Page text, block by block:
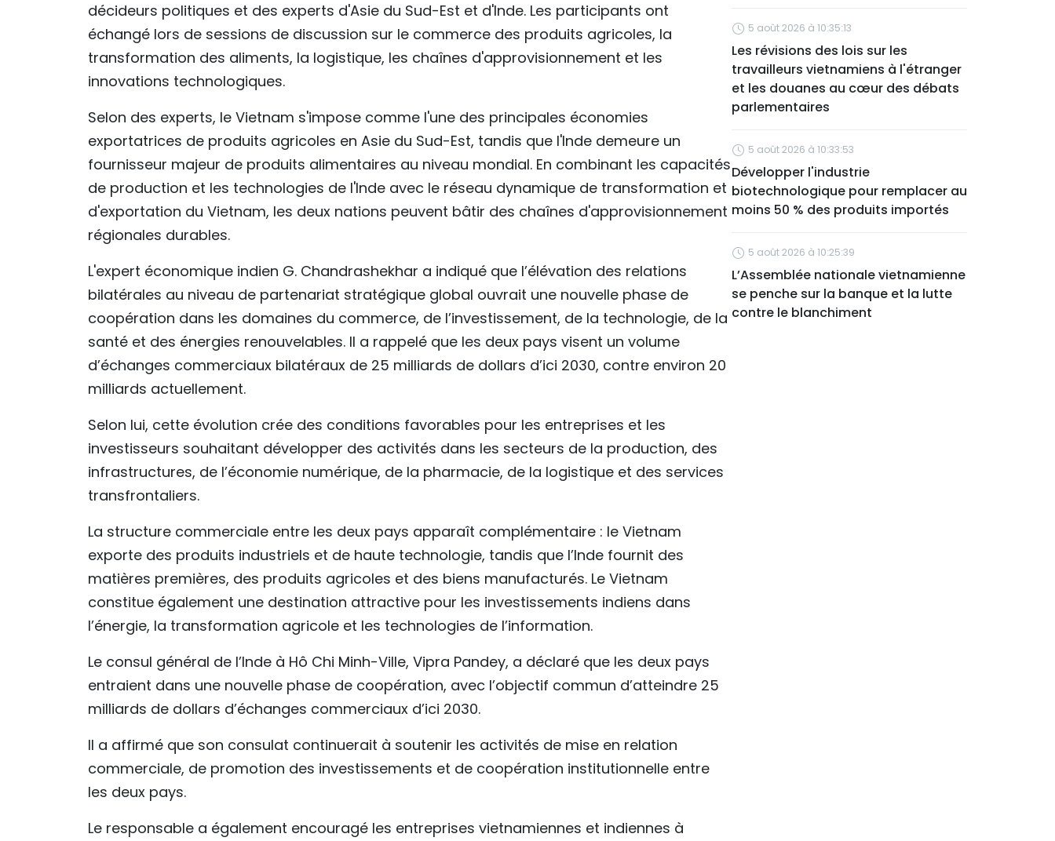
décideurs politiques et des experts d'Asie du Sud-Est et d'Inde. Les participants ont
échangé lors de sessions de discussion sur le commerce des produits agricoles, la
transformation des aliments, la logistique, les chaînes d'approvisionnement et les
innovations technologiques.
Selon des experts, le Vietnam s'impose comme l'une des principales économies
exportatrices de produits agricoles en Asie du Sud-Est, tandis que l'Inde demeure un
fournisseur majeur de produits alimentaires au niveau mondial. En combinant les capacités
de production et les technologies de l'Inde avec le réseau dynamique de transformation et
d'exportation du Vietnam, les deux nations peuvent bâtir des chaînes d'approvisionnement
régionales durables.
L'expert économique indien G. Chandrashekhar a indiqué que l’élévation des relations
bilatérales au niveau de partenariat stratégique global ouvrait une nouvelle phase de
coopération dans les domaines du commerce, de l’investissement, de la technologie, de la
santé et des énergies renouvelables. Il a rappelé que les deux pays visent un volume
d’échanges commerciaux bilatéraux de 25 milliards de dollars d’ici 2030, contre environ 20
milliards actuellement.
Selon lui, cette évolution crée des conditions favorables pour les entreprises et les
investisseurs souhaitant développer des activités dans les secteurs de la production, des
infrastructures, de l’économie numérique, de la pharmacie, de la logistique et des services
transfrontaliers.
La structure commerciale entre les deux pays apparaît complémentaire : le Vietnam
exporte des produits industriels et de haute technologie, tandis que l’Inde fournit des
matières premières, des produits agricoles et des biens manufacturés. Le Vietnam
constitue également une destination attractive pour les investissements indiens dans
l’énergie, la transformation agricole et les technologies de l’information.
Le consul général de l’Inde à Hô Chi Minh-Ville, Vipra Pandey, a déclaré que les deux pays
entraient dans une nouvelle phase de coopération, avec l’objectif commun d’atteindre 25
milliards de dollars d’échanges commerciaux d’ici 2030.
Il a affirmé que son consulat continuerait à soutenir les activités de mise en relation
commerciale, de promotion des investissements et de coopération institutionnelle entre
les deux pays.
Le responsable a également encouragé les entreprises vietnamiennes et indiennes à
5 août 2026 à 10:35:13
Les révisions des lois sur les
travailleurs vietnamiens à l'étranger
et les douanes au cœur des débats
parlementaires
5 août 2026 à 10:33:53
Développer l'industrie
biotechnologique pour remplacer au
moins 50 % des produits importés
5 août 2026 à 10:25:39
L’Assemblée nationale vietnamienne
se penche sur la banque et la lutte
contre le blanchiment